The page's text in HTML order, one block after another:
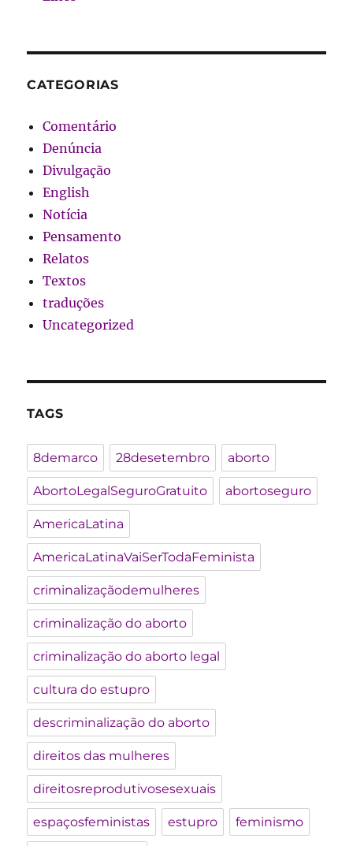
CATEGORIAS
Comentário
Denúncia
Divulgação
English
Notícia
Pensamento
Relatos
Textos
traduções
Uncategorized
TAGS
8demarco 28desetembro aborto
AbortoLegalSeguroGratuito abortoseguro
AmericaLatina
AmericaLatinaVaiSerTodaFeminista
criminalizaçãodemulheres
criminalização do aborto
criminalização do aborto legal
cultura do estupro
descriminalização do aborto
direitos das mulheres
direitosreprodutivosesexuais
espaçosfeministas estupro feminismo